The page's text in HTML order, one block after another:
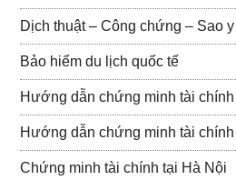
Dịch thuật – Công chứng – Sao
Bảo hiểm du lịch quốc tế
Hướng dẫn chứng minh tài
Hướng dẫn chứng minh tài
Chứng minh tài chính tại Hà Nội